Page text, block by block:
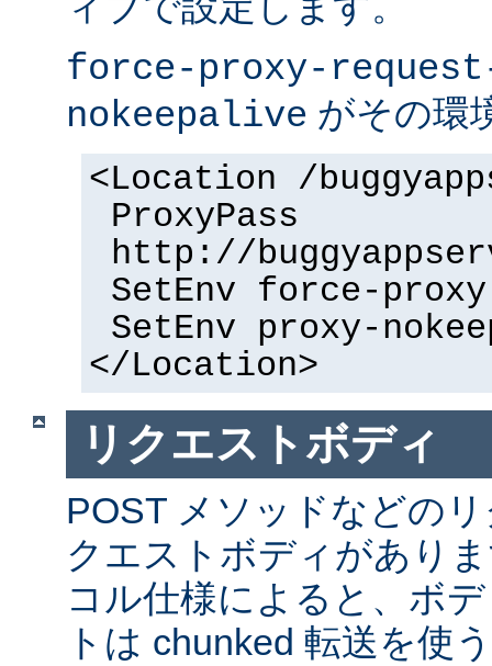
force-proxy-
nokeepalive がその環
<Location /
ProxyPass
http://
SetEnv force-
SetEnv proxy-
</Location>
リクエストボディ
POST メソッドなどの
クエストボディがあり
コル仕様によると、ボ
トは chunked 転送を使